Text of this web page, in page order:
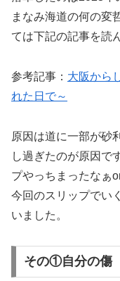
まなみ海道の何の変
ては下記の記事を読
参考記事： 大阪から
れた日で～
原因は道に一部が砂
し過ぎたのが原因で
プやっちまったなぁ
今回のスリップでい
いました。
その①自分の傷